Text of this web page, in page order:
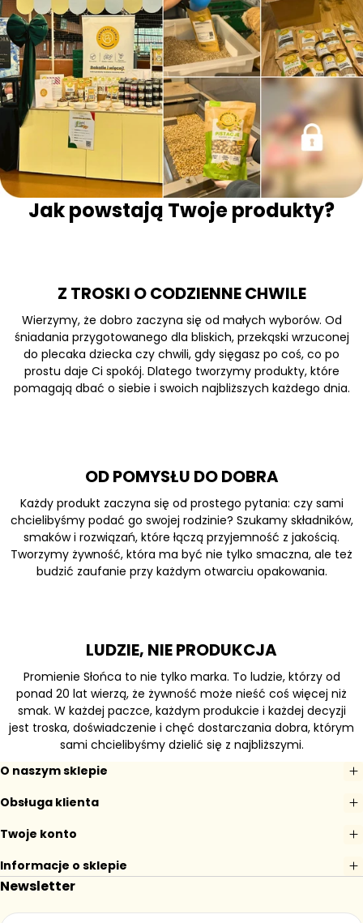
Jak powstają Twoje produkty?
Z TROSKI O CODZIENNE CHWILE
Wierzymy, że dobro zaczyna się od małych wyborów. Od
śniadania przygotowanego dla bliskich, przekąski wrzuconej
do plecaka dziecka czy chwili, gdy sięgasz po coś, co po
prostu daje Ci spokój. Dlatego tworzymy produkty, które
pomagają dbać o siebie i swoich najbliższych każdego dnia.
OD POMYSŁU DO DOBRA
Każdy produkt zaczyna się od prostego pytania: czy sami
chcielibyśmy podać go swojej rodzinie? Szukamy składników,
smaków i rozwiązań, które łączą przyjemność z jakością.
Tworzymy żywność, która ma być nie tylko smaczna, ale też
budzić zaufanie przy każdym otwarciu opakowania.
LUDZIE, NIE PRODUKCJA
Promienie Słońca to nie tylko marka. To ludzie, którzy od
ponad 20 lat wierzą, że żywność może nieść coś więcej niż
smak. W każdej paczce, każdym produkcie i każdej decyzji
jest troska, doświadczenie i chęć dostarczania dobra, którym
sami chcielibyśmy dzielić się z najbliższymi.
O naszym sklepie
Obsługa klienta
Twoje konto
Informacje o sklepie
Newsletter